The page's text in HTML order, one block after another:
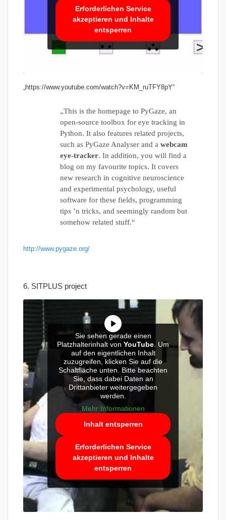
Erforderlichen Service
akzeptieren und Inhalte
entsperren
„https://www.youtube.com/watch?v=KM_ruTFY8pY“
„This is the homepage to PyGaze, an
open-source toolbox for eye tracking in
Python. It also features related projects,
such as PyGaze Analyser and a webcam
eye-tracker. In addition, you will find a
blog on my favourite topics. It covers
new research in cognitive neuroscience
and experimental psychology, useful
software for these fields, programming
tips ’n tricks, and seemingly random but
somehow related stuff.“
http://www.pygaze.org/
6. SITPLUS project
Sie sehen gerade einen
Platzhalterinhalt von YouTube . Um
auf den eigentlichen Inhalt
zuzugreifen, klicken Sie auf die
Schaltfläche unten. Bitte beachten
Sie, dass dabei Daten an
Drittanbieter weitergegeben
werden.
Mehr Informationen
Inhalt entsperren
Erforderlichen Service
akzeptieren und Inhalte
entsperren